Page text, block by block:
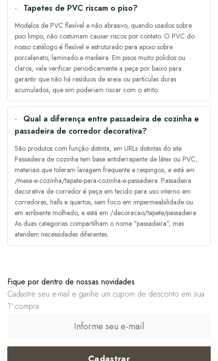
Tapetes de PVC riscam o piso?
Modelos de PVC flexível e não abrasivo, quando usados sobre
piso limpo, não costumam causar riscos por contato. O PVC do
nosso catálogo é flexível e estruturado para apoio sobre
porcelanato, laminado e madeira. Em pisos muito polidos ou
claros, vale verificar periodicamente a peça por baixo para
garantir que não há resíduos de areia ou partículas duras
acumulados, que sim poderiam riscar com o atrito.
Qual a diferença entre passadeira de cozinha e
passadeira de corredor decorativa?
São produtos com função distinta, em URLs distintas do site.
Passadeira de cozinha tem base antiderrapante de látex ou PVC,
materiais que toleram lavagem frequente e respingos, e está em
/mesa-e-cozinha/tapete-para-cozinha-e-passadeira. Passadeira
decorativa de corredor é peça em tecido para uso interno em
corredores, halls e quartos, sem foco em impermeabilidade ou
em ambiente molhado, e está em /decoracao/tapete/passadeira.
As duas categorias compartilham o nome "passadeira", mas
atendem necessidades diferentes.
Fique por dentro de nossas novidades
Cadastre seu e-mail e ganhe um cupom de desconto em sua
1ª compra
Cadastrar